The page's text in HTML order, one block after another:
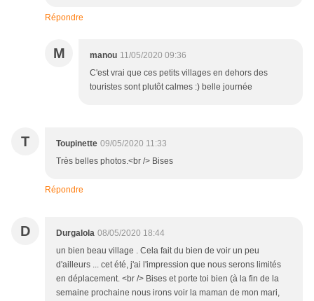
Répondre
M manou 11/05/2020 09:36
C'est vrai que ces petits villages en dehors des
touristes sont plutôt calmes :) belle journée
T Toupinette 09/05/2020 11:33
Très belles photos.<br /> Bises
Répondre
D Durgalola 08/05/2020 18:44
un bien beau village . Cela fait du bien de voir un peu
d'ailleurs ... cet été, j'ai l'impression que nous serons limités
en déplacement. <br /> Bises et porte toi bien (à la fin de la
semaine prochaine nous irons voir la maman de mon mari,